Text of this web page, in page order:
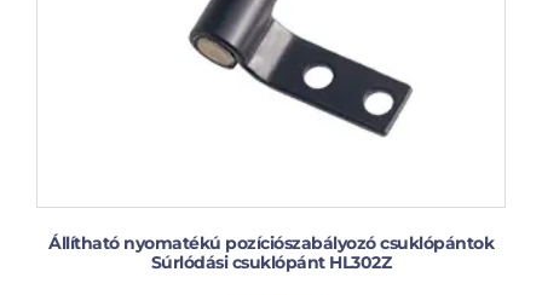
Állítható nyomatékú pozíciószabályozó csuklópántok
Súrlódási csuklópánt HL302Z